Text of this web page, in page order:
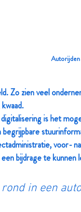
Autorijden
Zo zien veel
is het
voor-
bijdrage te kunnen
in een